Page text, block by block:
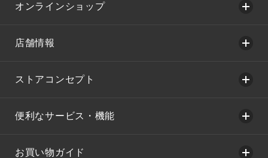
オンラインショップ
店舗情報
ストアコンセプト
便利なサービス・機能
お買い物ガイド